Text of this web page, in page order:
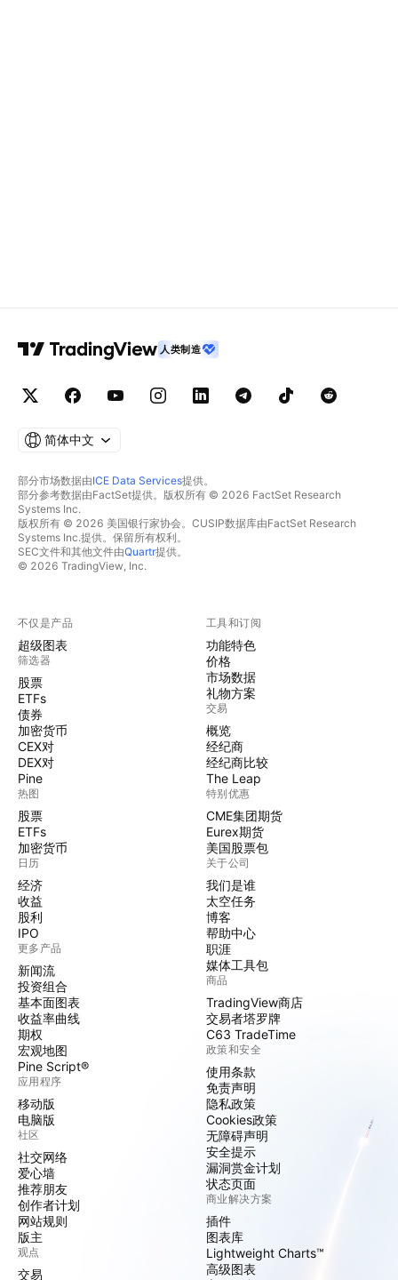
人类制造
简体中文
部分市场数据由ICE Data Services提供。
部分参考数据由FactSet提供。版权所有 © 2026 FactSet Research
Systems Inc.
版权所有 © 2026 美国银行家协会。CUSIP数据库由FactSet Research
Systems Inc.提供。保留所有权利。
SEC文件和其他文件由Quartr提供。
© 2026 TradingView, Inc.
不仅是产品
超级图表
筛选器
股票
ETFs
债券
加密货币
CEX对
DEX对
Pine
热图
股票
ETFs
加密货币
日历
经济
收益
股利
IPO
更多产品
新闻流
投资组合
基本面图表
收益率曲线
期权
宏观地图
Pine Script®
应用程序
移动版
电脑版
社区
社交网络
爱心墙
推荐朋友
创作者计划
网站规则
版主
观点
交易
工具和订阅
功能特色
价格
市场数据
礼物方案
交易
概览
经纪商
经纪商比较
The Leap
特别优惠
CME集团期货
Eurex期货
美国股票包
关于公司
我们是谁
太空任务
博客
帮助中心
职涯
媒体工具包
商品
TradingView商店
交易者塔罗牌
C63 TradeTime
政策和安全
使用条款
免责声明
隐私政策
Cookies政策
无障碍声明
安全提示
漏洞赏金计划
状态页面
商业解决方案
插件
图表库
Lightweight Charts™
高级图表